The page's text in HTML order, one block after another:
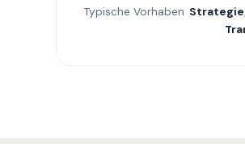
Typische Vorhaben